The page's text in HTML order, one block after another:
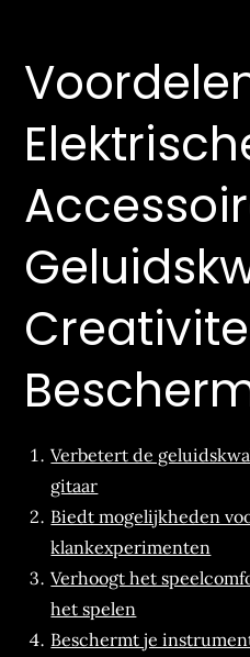
Verbetert de
gitaar
Biedt mogelijkheden
klankexperimenten
Verhoogt het
het spelen
Beschermt je